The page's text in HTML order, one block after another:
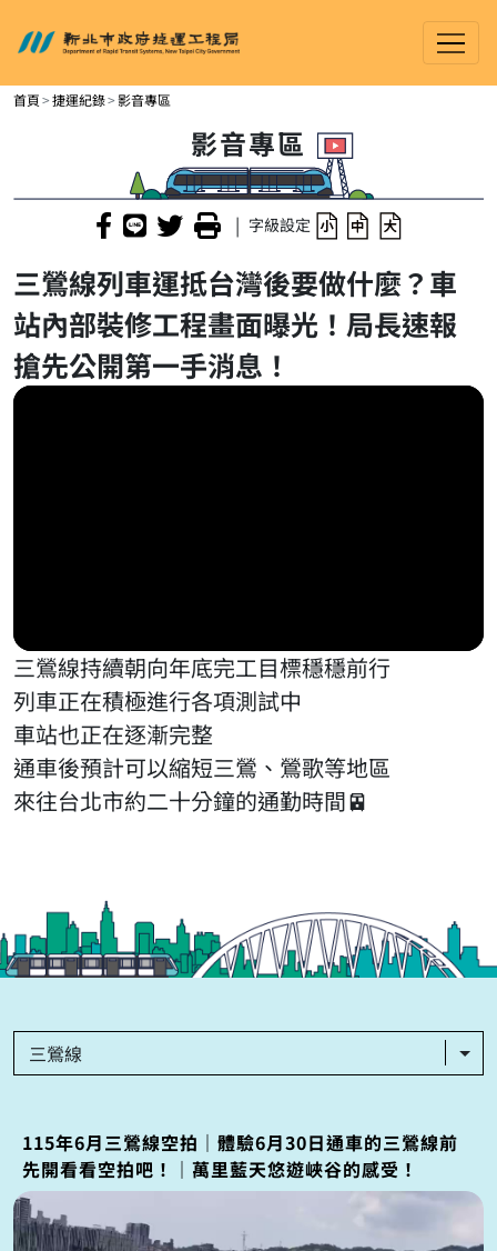
進入內容區塊
新北市政府捷運工程局
首頁 捷運紀錄 影音專區
影音專區
| 字級設定
三鶯線列車運抵台灣後要做什麼？車
站內部裝修工程畫面曝光！局長速報
搶先公開第一手消息！
三鶯線持續朝向年底完工目標穩穩前行
列車正在積極進行各項測試中
車站也正在逐漸完整
通車後預計可以縮短三鶯、鶯歌等地區
來往台北市約二十分鐘的通勤時間🚈
三鶯線
115年6月三鶯線空拍｜體驗6月30日通車的三鶯線前
先開看看空拍吧！｜萬里藍天悠遊峽谷的感受！